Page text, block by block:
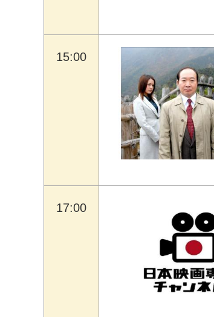
15:00
17:00